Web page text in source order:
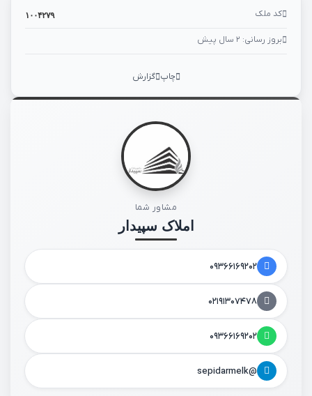
کد ملک ۱۰۰۴۲۷۹
بروز رسانی: ۲ سال پیش
چاپ گزارش
مشاور شما
املاک سپیدار
۰۹۳۶۶۱۶۹۲۰۲
۰۲۱۹۱۳۰۷۴۷۸
۰۹۳۶۶۱۶۹۲۰۲
@sepidarmelk